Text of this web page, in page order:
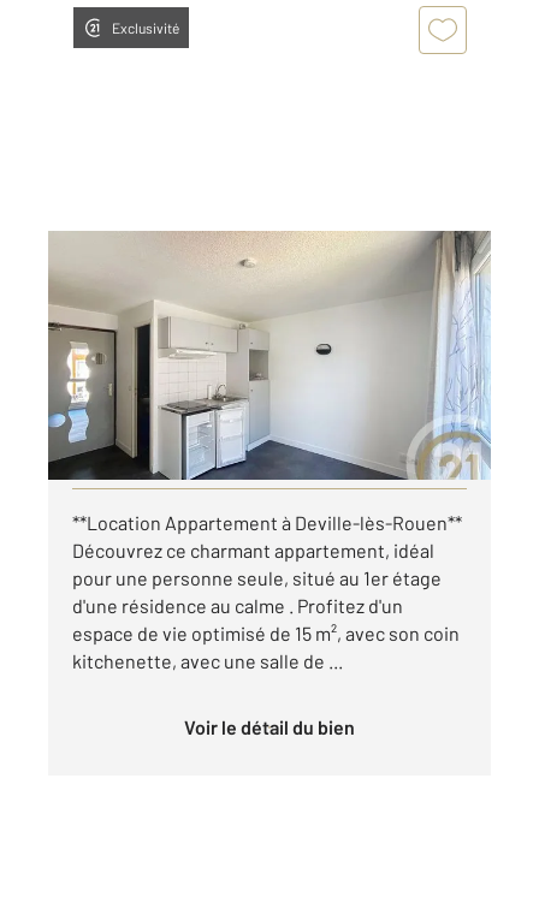
Exclusivité
DEVILLE LES ROUEN 76
15,01 m
Ref : 29492
Appartement F1 à louer
400 €
par mois charges comprises
Visiter le site dédié
**Location Appartement à Deville-lès-Rouen**
Découvrez ce charmant appartement, idéal
pour une personne seule, situé au 1er étage
d'une résidence au calme . Profitez d'un
espace de vie optimisé de 15 m², avec son coin
kitchenette, avec une salle de ...
Voir le détail du bien